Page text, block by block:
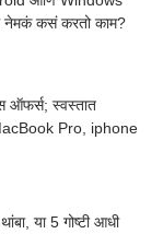
नेमकं कसं करतो काम?
ऑफर्स; स्वस्तात
Pro, iphone
या 5 गोष्टी आधी